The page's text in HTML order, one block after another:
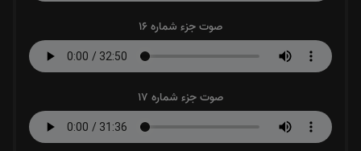
صوت جزء شماره 16
صوت جزء شماره 17